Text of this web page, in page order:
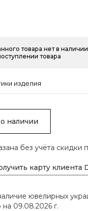
товара нет в
товара
изделия
наличии
без учёта скидки
карту клиента
ювелирных
09.08.2026 г.